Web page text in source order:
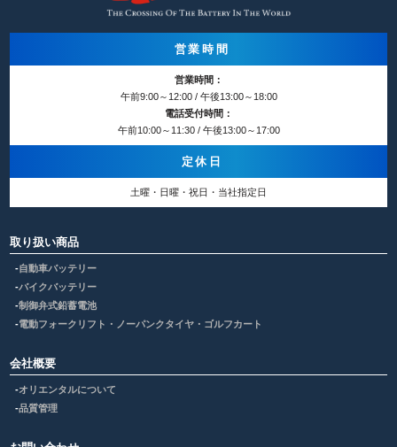
営業時間
営業時間：
午前9:00～12:00 / 午後13:00～18:00
電話受付時間：
午前10:00～11:30 / 午後13:00～17:00
定休日
土曜・日曜・祝日・当社指定日
取り扱い商品
自動車バッテリー
バイクバッテリー
制御弁式鉛蓄電池
電動フォークリフト・ノーパンクタイヤ・ゴルフカート
会社概要
オリエンタルについて
品質管理